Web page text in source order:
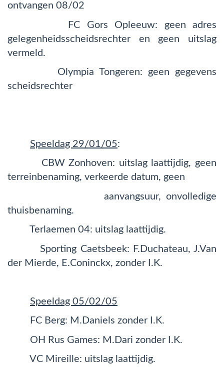
ontvangen 08/02
FC Gors Opleeuw: geen adres
gelegenheidsscheidsrechter en geen uitslag
vermeld.
Olympia Tongeren: geen gegevens
scheidsrechter
Speeldag 29/01/05:
CBW Zonhoven: uitslag laattijdig, geen
terreinbenaming, verkeerde datum, geen
aanvangsuur, onvolledige
thuisbenaming.
Terlaemen 04: uitslag laattijdig.
Sporting Caetsbeek: F.Duchateau, J.Van
der Mierde, E.Coninckx, zonder I.K.
Speeldag 05/02/05
FC Berg: M.Daniels zonder I.K.
OH Rus Games: M.Dari zonder I.K.
VC Mireille: uitslag laattijdig.